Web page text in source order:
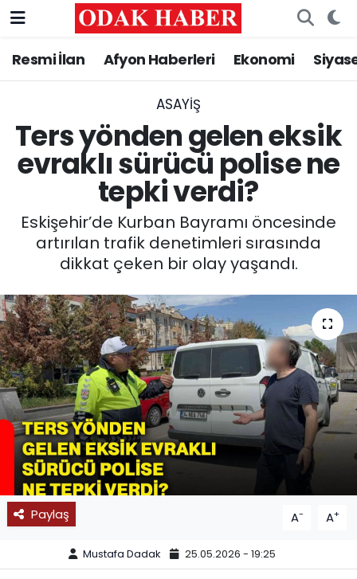
Resmi İlan Afyon Haberleri Ekonomi
ASAYİŞ
Ters yönden gelen eksik
evraklı sürücü polise ne
tepki verdi?
Eskişehir’de Kurban Bayramı öncesinde
artırılan trafik denetimleri sırasında
dikkat çeken bir olay yaşandı.
Paylaş A- A+
Mustafa Dadak 25.05.2026 - 19:25
AFYONKARAHİSAR HABERLERİ
ASAYİŞ
GÜNCEL
SİYASET
EĞİTİM
MAGAZİN
SAĞLIK
SPOR
11:11 MANŞET
Nöbetçi Eczaneler
Trafik Durumu
Süper Lig Puan Durumu ve Fikstür
Tüm Manşetler
Son Dakika Haberleri
Haber Arşivi